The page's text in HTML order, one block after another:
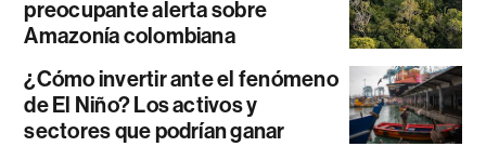
preocupante alerta sobre
Amazonía colombiana
¿Cómo invertir ante el fenómeno
de El Niño? Los activos y
sectores que podrían ganar